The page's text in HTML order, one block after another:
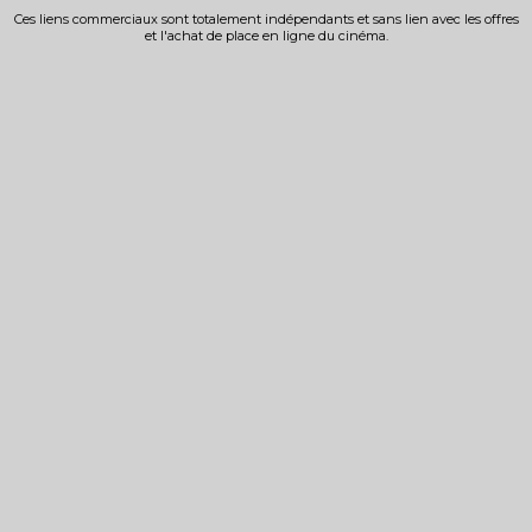
Ces liens commerciaux sont totalement indépendants et sans lien avec les offres
et l'achat de place en ligne du cinéma.